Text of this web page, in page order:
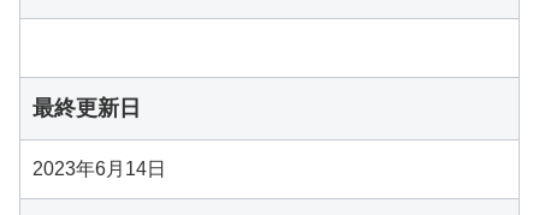
最終更新日
2023年6月14日